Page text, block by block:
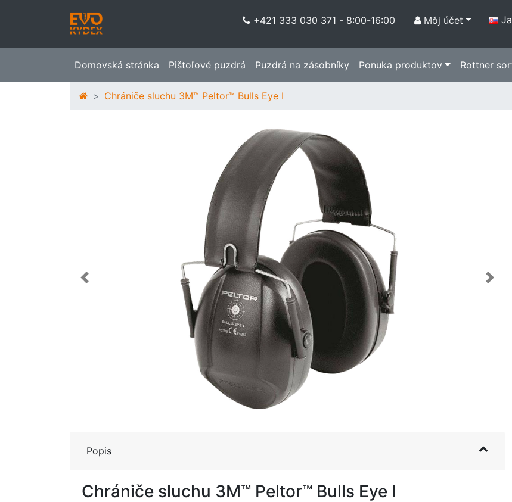
+421 333 030 371 - 8:00-16:00 Môj účet
Domovská stránka Pištoľové puzdrá Puzdrá na zásobníky Ponuka produktov Rottner
Chrániče sluchu 3M™ Peltor™ Bulls Eye I
Popis
Chrániče sluchu 3M™ Peltor™ Bulls Eye I